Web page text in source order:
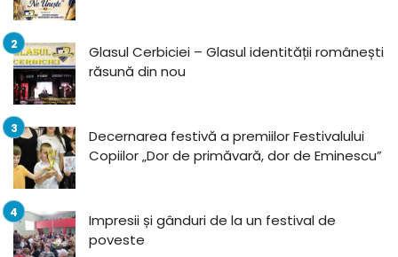
Glasul Cerbiciei – Glasul identității românești
răsună din nou
Decernarea festivă a premiilor Festivalului
Copiilor „Dor de primăvară, dor de Eminescu”
Impresii și gânduri de la un festival de
poveste